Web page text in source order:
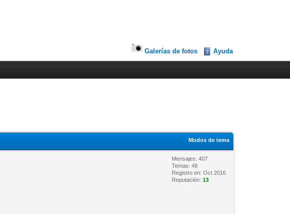
Galerías de fotos Ayuda
Modos de tema
Mensajes: 407
Temas: 48
Registro en: Oct 2016
Reputación:13